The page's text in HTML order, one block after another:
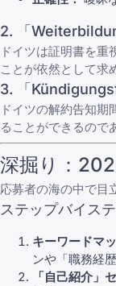
2. 「
ドイツは証明書を
ことが依然として求
3. 「
ドイツの解約告知期
ることができるので
深掘り：
応募者の海の中で目
ステップバイス
キーワードマ
ンや「職務経
「自己紹介」